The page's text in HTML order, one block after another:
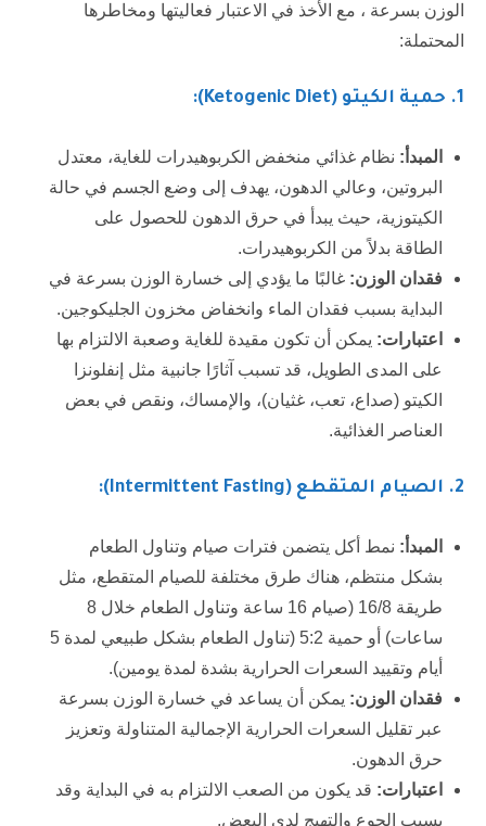
الوزن بسرعة ، مع الأخذ في الاعتبار فعاليتها ومخاطرها
المحتملة:
1. حمية الكيتو (Ketogenic Diet):
المبدأ: نظام غذائي منخفض الكربوهيدرات للغاية، معتدل
البروتين، وعالي الدهون، يهدف إلى وضع الجسم في حالة
الكيتوزية، حيث يبدأ في حرق الدهون للحصول على
الطاقة بدلاً من الكربوهيدرات.
فقدان الوزن: غالبًا ما يؤدي إلى خسارة الوزن بسرعة في
البداية بسبب فقدان الماء وانخفاض مخزون الجليكوجين.
اعتبارات: يمكن أن تكون مقيدة للغاية وصعبة الالتزام بها
على المدى الطويل، قد تسبب آثارًا جانبية مثل إنفلونزا
الكيتو (صداع، تعب، غثيان)، والإمساك، ونقص في بعض
العناصر الغذائية.
2. الصيام المتقطع (Intermittent Fasting):
المبدأ: نمط أكل يتضمن فترات صيام وتناول الطعام
بشكل منتظم، هناك طرق مختلفة للصيام المتقطع، مثل
طريقة 16/8 (صيام 16 ساعة وتناول الطعام خلال 8
ساعات) أو حمية 5:2 (تناول الطعام بشكل طبيعي لمدة 5
أيام وتقييد السعرات الحرارية بشدة لمدة يومين).
فقدان الوزن: يمكن أن يساعد في خسارة الوزن بسرعة
عبر تقليل السعرات الحرارية الإجمالية المتناولة وتعزيز
حرق الدهون.
اعتبارات: قد يكون من الصعب الالتزام به في البداية وقد
يسبب الجوع والتهيج لدى البعض.